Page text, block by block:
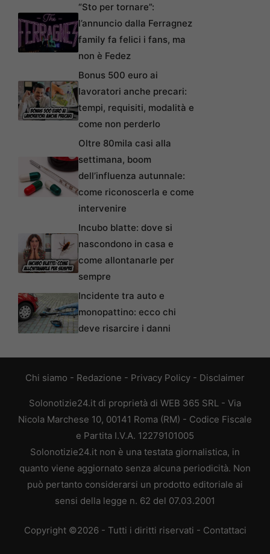
“Sto per tornare”:
l’annuncio dalla Ferragnez
family fa felici i fans, ma
non è Fedez
Bonus 500 euro ai
lavoratori anche precari:
tempi, requisiti, modalità e
come non perderlo
Oltre 80mila casi alla
settimana, boom
dell’influenza autunnale:
come riconoscerla e come
intervenire
Incubo blatte: dove si
nascondono in casa e
come allontanarle per
sempre
Incidente tra auto e
monopattino: ecco chi
deve risarcire i danni
Chi siamo - Redazione - Privacy Policy - Disclaimer
Solonotizie24.it di proprietà di WEB 365 SRL - Via
Nicola Marchese 10, 00141 Roma (RM) - Codice Fiscale
e Partita I.V.A. 12279101005
Solonotizie24.it non è una testata giornalistica, in
quanto viene aggiornato senza alcuna periodicità. Non
può pertanto considerarsi un prodotto editoriale ai
sensi della legge n. 62 del 07.03.2001
Copyright ©2026 - Tutti i diritti riservati - Contattaci